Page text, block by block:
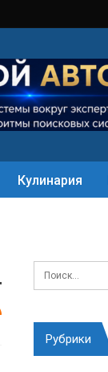
Кулинария
Рубрики